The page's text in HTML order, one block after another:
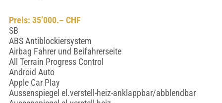
Preis: 35’000.– CHF
SB
ABS Antiblockiersystem
Airbag Fahrer und Beifahrerseite
All Terrain Progress Control
Android Auto
Apple Car Play
Aussenspiegel el.verstell-heiz-anklappbar/abblendbar